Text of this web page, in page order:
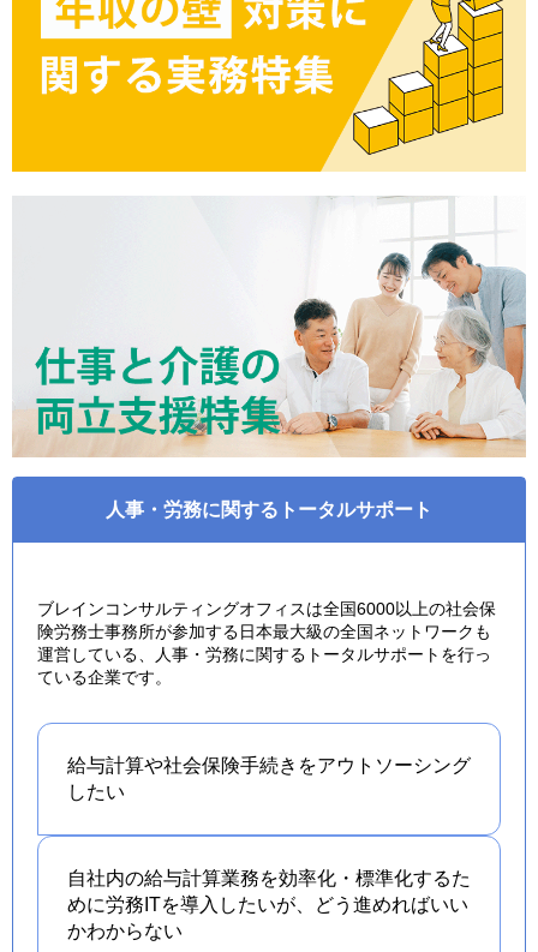
人事・労務に関するトータルサポート
ブレインコンサルティングオフィスは全国6000以上の社会保
険労務士事務所が参加する日本最大級の全国ネットワークも
運営している、人事・労務に関するトータルサポートを行っ
ている企業です。
給与計算や社会保険手続きをアウトソーシング
したい
自社内の給与計算業務を効率化・標準化するた
めに労務ITを導入したいが、どう進めればいい
かわからない